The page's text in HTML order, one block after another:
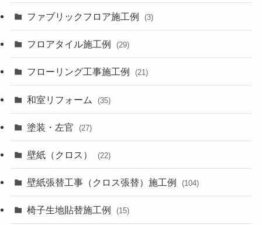
ファブリックフロア施工例 (3)
フロアタイル施工例 (29)
フローリング工事施工例 (21)
和室リフォーム (35)
塗装・左官 (27)
壁紙（クロス） (22)
壁紙張替工事（クロス張替）施工例 (104)
椅子生地貼替施工例 (15)